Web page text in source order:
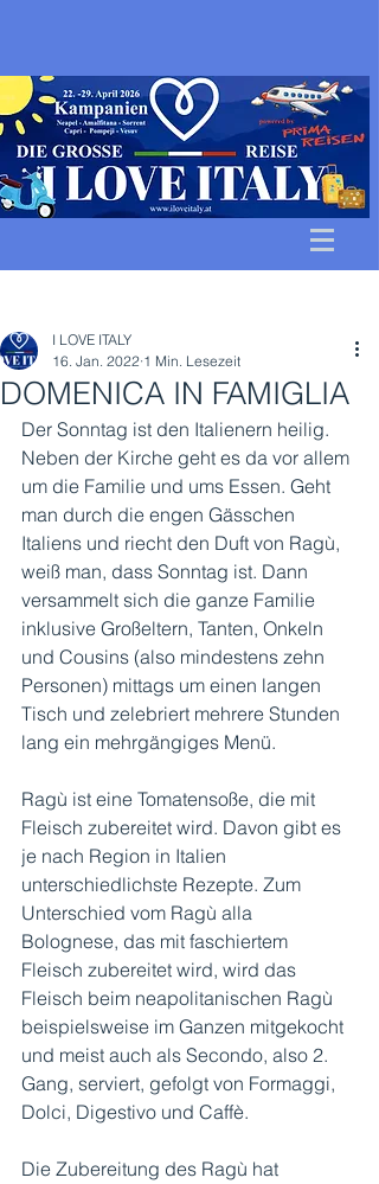
DOMENICA IN FAMIGLIA
I LOVE ITALY
16. Jan. 2022 1 Min. Lesezeit
Der Sonntag ist den Italienern heilig.
Neben der Kirche geht es da vor allem
um die Familie und ums Essen. Geht
man durch die engen Gässchen
Italiens und riecht den Duft von Ragù,
weiß man, dass Sonntag ist. Dann
versammelt sich die ganze Familie
inklusive Großeltern, Tanten, Onkeln
und Cousins (also mindestens zehn
Personen) mittags um einen langen
Tisch und zelebriert mehrere Stunden
lang ein mehrgängiges Menü.
Ragù ist eine Tomatensoße, die mit
Fleisch zubereitet wird. Davon gibt es
je nach Region in Italien
unterschiedlichste Rezepte. Zum
Unterschied vom Ragù alla
Bolognese, das mit faschiertem
Fleisch zubereitet wird, wird das
Fleisch beim neapolitanischen Ragù
beispielsweise im Ganzen mitgekocht
und meist auch als Secondo, also 2.
Gang, serviert, gefolgt von Formaggi,
Dolci, Digestivo und Caffè.
Die Zubereitung des Ragù hat